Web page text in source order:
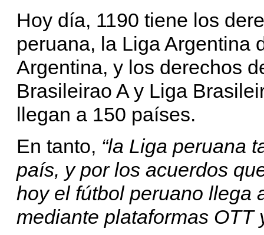
Hoy día, 1190 tiene los
peruana, la Liga Argentina
Argentina, y los derechos
Brasileirao A y Liga
llegan a 150 países.
En tanto, “la Liga peruana
país, y por los acuerdos
hoy el fútbol peruano llega
mediante plataformas OTT